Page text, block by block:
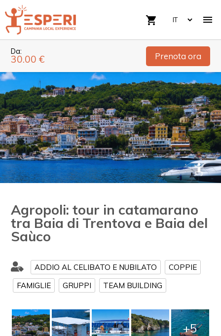

shopping_cart
Da:
30.00 € Prenota ora
Agropoli: tour in catamarano
tra Baia di Trentova e Baia del
Saùco
ADDIO AL CELIBATO E NUBILATO
COPPIE
FAMIGLIE
GRUPPI TEAM BUILDING
+5